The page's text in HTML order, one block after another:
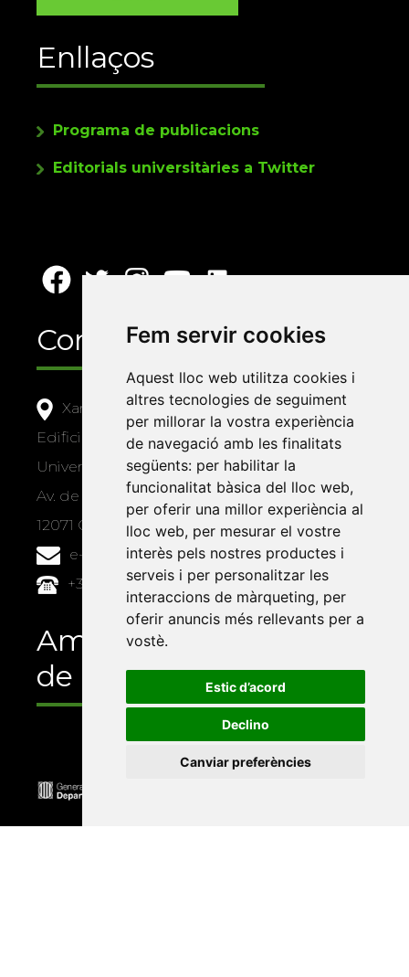
Fem servir cookies
Aquest lloc web utilitza cookies i
altres tecnologies de seguiment
per millorar la vostra experiència
de navegació amb les finalitats
següents: per habilitar la
funcionalitat bàsica del lloc web,
per oferir una millor experiència al
lloc web, per mesurar el vostre
interès pels nostres productes i
serveis i per personalitzar les
interaccions de màrqueting, per
oferir anuncis més rellevants per a
vostè.
Estic d’acord
Declino
Canviar preferències
Enllaços
Programa de publicacions
Editorials universitàries a Twitter
Contacte
Xarxa Vives d'Universitats
Edifici Àgora
Universitat Jaume I, local 10
Av. de Vicent Sos Baynat, s/n
12071 Castelló de la Plana
e-buc@vives.org
+34 964 72 89 93
Amb el suport
de